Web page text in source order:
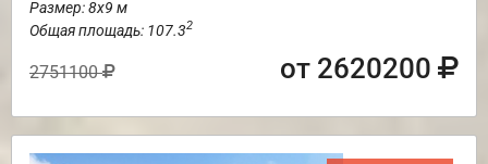
Размер: 8х9 м
Общая площадь: 107.32
2751100 от 2620200